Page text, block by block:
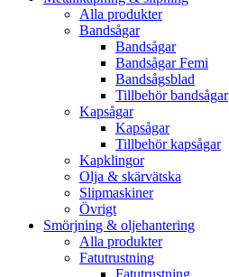
Alla produkter
Bandsågar
Bandsågar
Bandsågar Femi
Bandsågsblad
Tillbehör bandsågar
Kapsågar
Kapsågar
Tillbehör kapsågar
Kapklingor
Olja & skärvätska
Slipmaskiner
Övrigt
Smörjning & oljehantering
Alla produkter
Fatutrustning
Fatutrustning